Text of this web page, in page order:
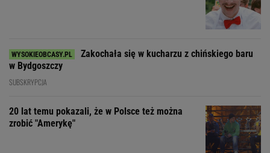
Zakochała się w kucharzu z chińskiego baru
w Bydgoszczy
SUBSKRYPCJA
20 lat temu pokazali, że w Polsce też można
zrobić "Amerykę"